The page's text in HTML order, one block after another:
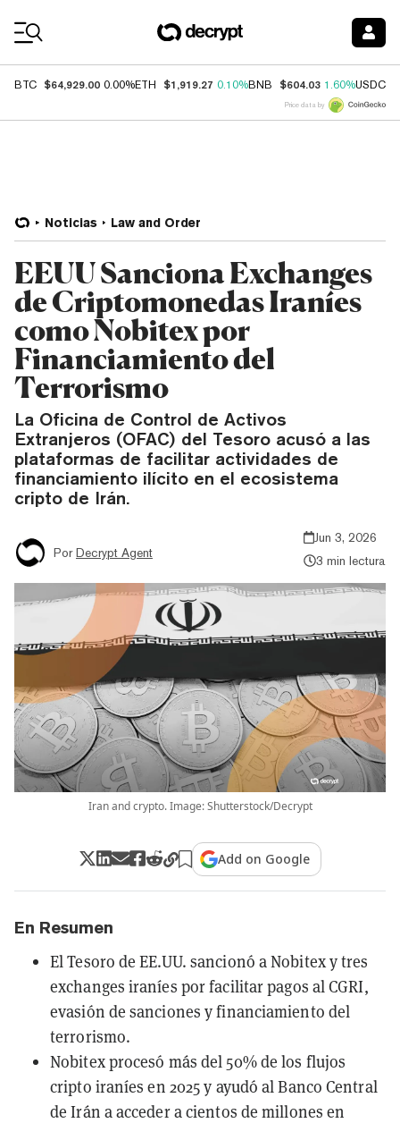
BTC $64,929.00 0.00%ETH $1,919.27 0.10%BNB $604.03 1.60%USDC
Price data by
Noticias Law and Order
EEUU Sanciona Exchanges
de Criptomonedas Iraníes
como Nobitex por
Financiamiento del
Terrorismo
La Oficina de Control de Activos
Extranjeros (OFAC) del Tesoro acusó a las
plataformas de facilitar actividades de
financiamiento ilícito en el ecosistema
cripto de Irán.
Por Decrypt Agent
Jun 3, 2026
3 min lectura
Iran and crypto. Image: Shutterstock/Decrypt
Add on Google
En Resumen
El Tesoro de EE.UU. sancionó a Nobitex y tres
exchanges iraníes por facilitar pagos al CGRI,
evasión de sanciones y financiamiento del
terrorismo.
Nobitex procesó más del 50% de los flujos
cripto iraníes en 2025 y ayudó al Banco Central
de Irán a acceder a cientos de millones en